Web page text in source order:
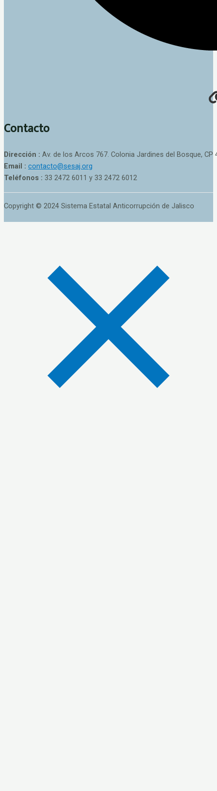
Contacto
Dirección : Av. de los Arcos 767. Colonia Jardines del Bosque, CP
Email : contacto@sesaj.org
Teléfonos : 33 2472 6011 y 33 2472 6012
Copyright © 2024 Sistema Estatal Anticorrupción de Jalisco